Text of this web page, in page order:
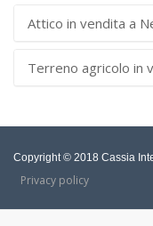
Attico in vendita a
Terreno agricolo in
Copyright © 2018 Cassia
Privacy policy